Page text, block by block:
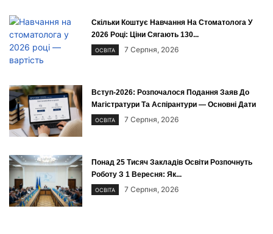
Скільки Коштує Навчання На Стоматолога У
2026 Році: Ціни Сягають 130...
ОСВІТА 7 Серпня, 2026
Вступ-2026: Розпочалося Подання Заяв До
Магістратури Та Аспірантури — Основні Дати
ОСВІТА 7 Серпня, 2026
Понад 25 Тисяч Закладів Освіти Розпочнуть
Роботу З 1 Вересня: Як...
ОСВІТА 7 Серпня, 2026